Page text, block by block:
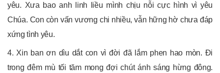
yêu. Xưa bao anh linh liều mình chịu nỗi cực hình vì yêu
Chúa. Con còn vấn vương chi nhiều, vẫn hững hờ chưa đáp
xứng tình yêu.
4. Xin ban ơn dìu dắt con vì đời đã lắm phen hao mòn. Ði
trong đêm mù tối tăm mong đợi chút ánh sáng hừng đông.